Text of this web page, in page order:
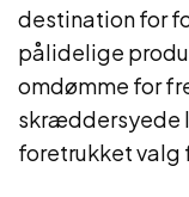
destination for
pålidelige
omdømme for
skræddersyede
foretrukket valg